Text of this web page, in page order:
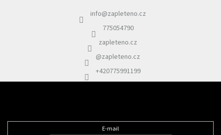
info@zapleteno.cz
775054790
zapleteno.cz
@zapleteno.cz
+420775991199
E-mail